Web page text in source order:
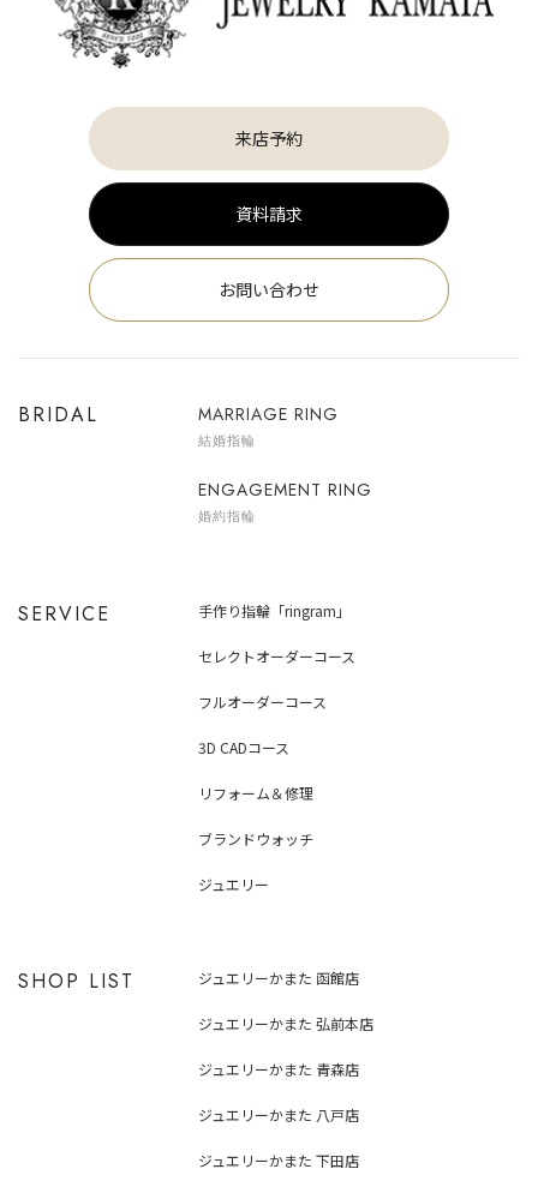
来店予約
資料請求
お問い合わせ
BRIDAL MARRIAGE RING
結婚指輪
ENGAGEMENT RING
婚約指輪
SERVICE 手作り指輪「ringram」
セレクトオーダーコース
フルオーダーコース
3D CADコース
リフォーム＆修理
ブランドウォッチ
ジュエリー
SHOP LIST ジュエリーかまた 函館店
ジュエリーかまた 弘前本店
ジュエリーかまた 青森店
ジュエリーかまた 八戸店
ジュエリーかまた 下田店